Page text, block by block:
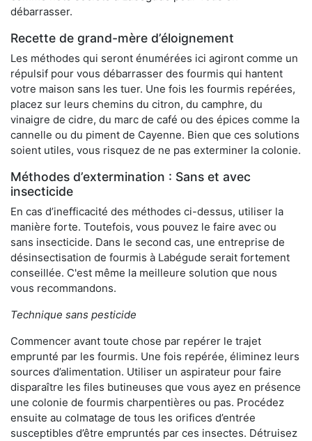
débarrasser.
Recette de grand-mère d’éloignement
Les méthodes qui seront énumérées ici agiront comme un
répulsif pour vous débarrasser des fourmis qui hantent
votre maison sans les tuer. Une fois les fourmis repérées,
placez sur leurs chemins du citron, du camphre, du
vinaigre de cidre, du marc de café ou des épices comme la
cannelle ou du piment de Cayenne. Bien que ces solutions
soient utiles, vous risquez de ne pas exterminer la colonie.
Méthodes d’extermination : Sans et avec
insecticide
En cas d’inefficacité des méthodes ci-dessus, utiliser la
manière forte. Toutefois, vous pouvez le faire avec ou
sans insecticide. Dans le second cas, une entreprise de
désinsectisation de fourmis à Labégude serait fortement
conseillée. C'est même la meilleure solution que nous
vous recommandons.
Technique sans pesticide
Commencer avant toute chose par repérer le trajet
emprunté par les fourmis. Une fois repérée, éliminez leurs
sources d’alimentation. Utiliser un aspirateur pour faire
disparaître les files butineuses que vous ayez en présence
une colonie de fourmis charpentières ou pas. Procédez
ensuite au colmatage de tous les orifices d’entrée
susceptibles d’être empruntés par ces insectes. Détruisez